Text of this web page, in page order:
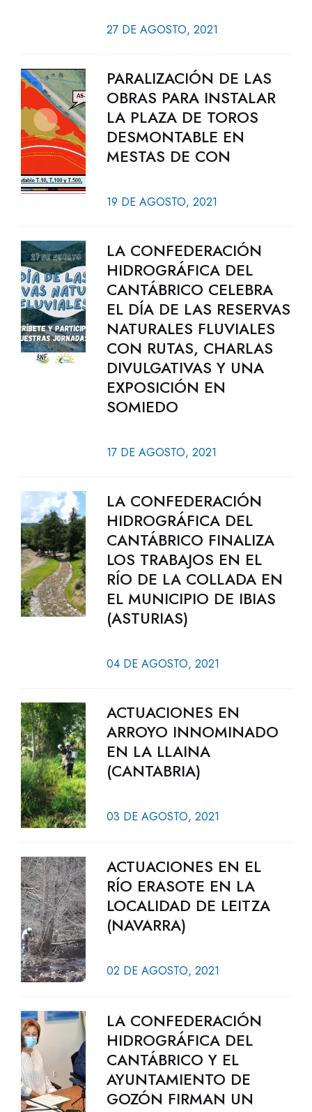
27 DE AGOSTO, 2021
PARALIZACIÓN DE LAS
OBRAS PARA INSTALAR
LA PLAZA DE TOROS
DESMONTABLE EN
MESTAS DE CON
19 DE AGOSTO, 2021
LA CONFEDERACIÓN
HIDROGRÁFICA DEL
CANTÁBRICO CELEBRA
EL DÍA DE LAS RESERVAS
NATURALES FLUVIALES
CON RUTAS, CHARLAS
DIVULGATIVAS Y UNA
EXPOSICIÓN EN
SOMIEDO
17 DE AGOSTO, 2021
LA CONFEDERACIÓN
HIDROGRÁFICA DEL
CANTÁBRICO FINALIZA
LOS TRABAJOS EN EL
RÍO DE LA COLLADA EN
EL MUNICIPIO DE IBIAS
(ASTURIAS)
04 DE AGOSTO, 2021
ACTUACIONES EN
ARROYO INNOMINADO
EN LA LLAINA
(CANTABRIA)
03 DE AGOSTO, 2021
ACTUACIONES EN EL
RÍO ERASOTE EN LA
LOCALIDAD DE LEITZA
(NAVARRA)
02 DE AGOSTO, 2021
LA CONFEDERACIÓN
HIDROGRÁFICA DEL
CANTÁBRICO Y EL
AYUNTAMIENTO DE
GOZÓN FIRMAN UN